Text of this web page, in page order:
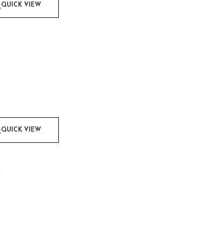
QUICK VIEW
QUICK VIEW